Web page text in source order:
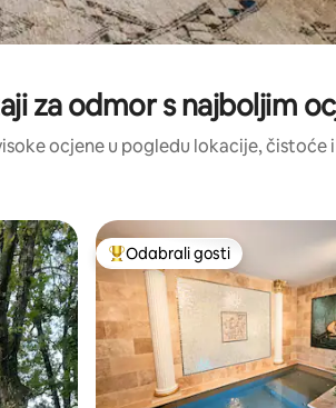
za odmor s najboljim
ocjene u pogledu lokacije, čistoće
Među najviše rangiranima s
Odabrali gosti